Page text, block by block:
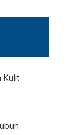
Kulit